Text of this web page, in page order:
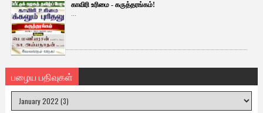
காவிரி உரிமை - கருத்தரங்கம்!
...
பழைய பதிவுகள்